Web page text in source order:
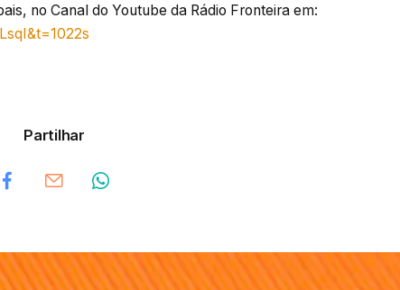
no Canal do Youtube da Rádio Fronteira em:
Partilhar